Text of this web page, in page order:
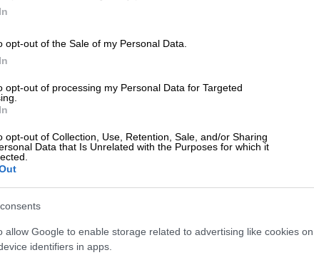
opt-out of the Sale of my Personal Data.
opt-out of processing my Personal Data for Targeted
opt-out of Collection, Use, Retention, Sale, and/or Sharing
Data that Is Unrelated with the Purposes for which it
allow Google to enable storage related to advertising like cookies on
identifiers in apps.
lisäpalvelu, jonka avulla
sekä laatia konsernin kirjanpito ja
reaaliaikaisen konsernin
ja aktivoiminen tapahtuu
nimeen liitetään sana ”Konserni”.
Finago Procountorin